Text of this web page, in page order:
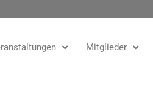
Mitglieder